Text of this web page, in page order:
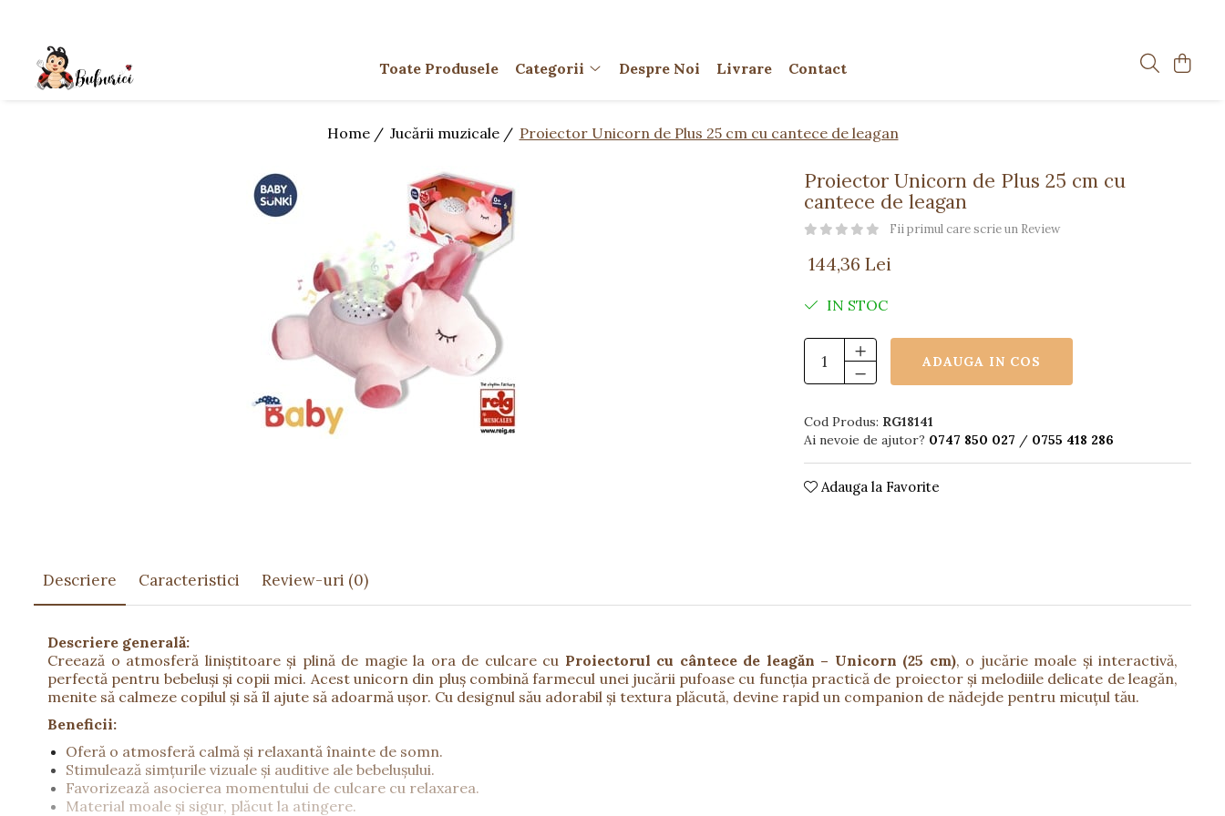
Categorii
+10 Ani
Toate Produsele Categorii Despre Noi Livrare Contact
Home / Jucării muzicale / Proiector Unicorn de Plus 25 cm cu cantece de leagan
Proiector Unicorn de Plus 25 cm cu
cantece de leagan
Fii primul care scrie un Review
144,36 Lei
IN STOC
ADAUGA IN COS
Cod Produs: RG18141
Ai nevoie de ajutor? 0747 850 027 / 0755 418 286
Adauga la Favorite
Descriere Caracteristici Review-uri (0)
Descriere generală:
Creează o atmosferă liniștitoare și plină de magie la ora de culcare cu Proiectorul cu cântece de leagăn – Unicorn (25 cm), o jucărie moale și interactivă,
perfectă pentru bebeluși și copii mici. Acest unicorn din pluș combină farmecul unei jucării pufoase cu funcția practică de proiector și melodiile delicate de leagăn,
menite să calmeze copilul și să îl ajute să adoarmă ușor. Cu designul său adorabil și textura plăcută, devine rapid un companion de nădejde pentru micuțul tău.
Beneficii:
Oferă o atmosferă calmă și relaxantă înainte de somn.
Stimulează simțurile vizuale și auditive ale bebelușului.
Favorizează asocierea momentului de culcare cu relaxarea.
Material moale și sigur, plăcut la atingere.